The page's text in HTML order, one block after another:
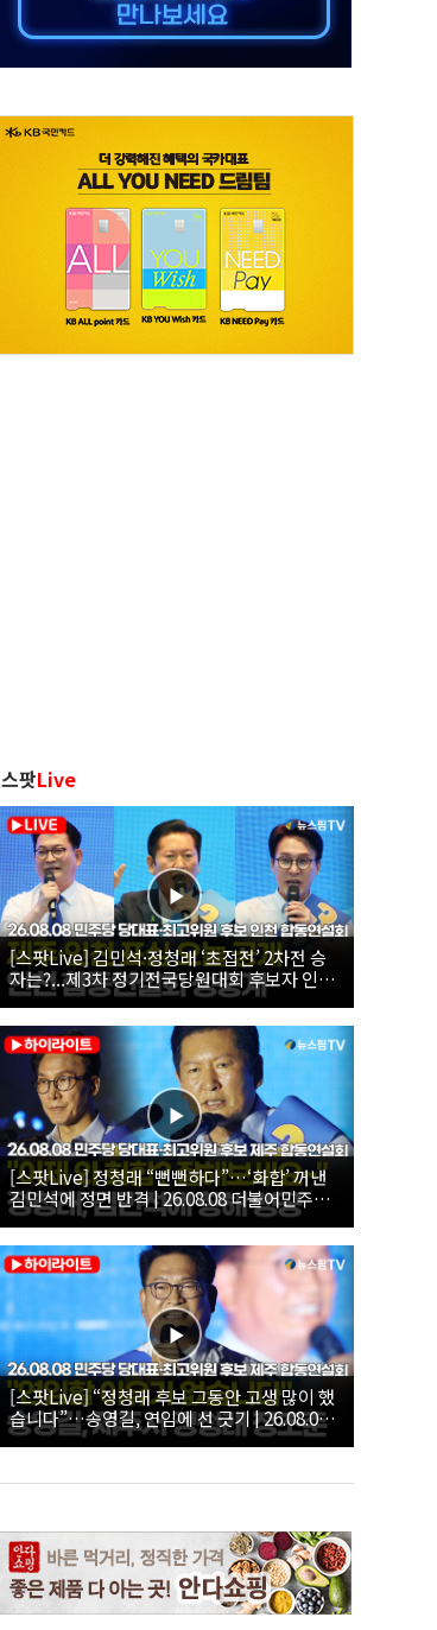
스팟Live
[스팟Live] 김민석·정청래 ‘초접전’ 2차전 승
자는?...제3차 정기전국당원대회 후보자 인천
합동연설회 생중계 | 26.08.08
[스팟Live] 정청래 “뻔뻔하다”…‘화합’ 꺼낸
김민석에 정면 반격 | 26.08.08 더불어민주당
당대표·최고위원 후보 제주 합동연설회
[스팟Live] “정청래 후보 그동안 고생 많이 했
습니다”…송영길, 연임에 선 긋기 | 26.08.08
더불어민주당 당대표·최고위원 후보 제주 합